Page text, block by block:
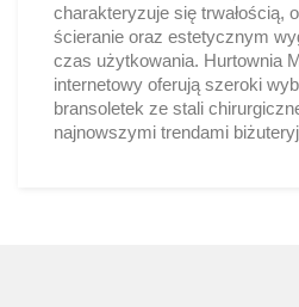
charakteryzuje się trwałością,
ścieranie oraz estetycznym
czas użytkowania. Hurtownia
internetowy oferują szeroki
bransoletek ze stali
najnowszymi trendami